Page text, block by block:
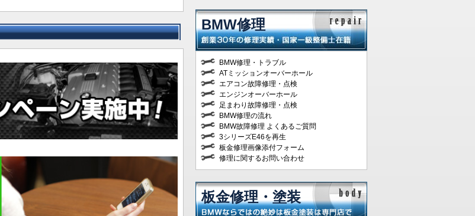
BMW修理
BMW修理・トラブル
ATミッションオーバーホール
エアコン故障修理・点検
エンジンオーバーホール
足まわり故障修理・点検
BMW修理の流れ
BMW故障修理 よくあるご質問
3シリーズE46を再生
板金修理画像添付フォーム
修理に関するお問い合わせ
板金修理・塗装